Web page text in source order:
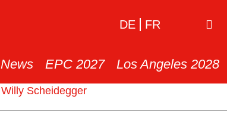
DE FR
News EPC 2027 Los Angeles 2028
Willy Scheidegger